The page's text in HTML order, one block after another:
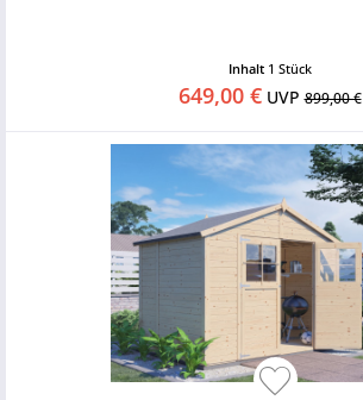
Inhalt 1 Stück
649,00 €UVP899,00 €